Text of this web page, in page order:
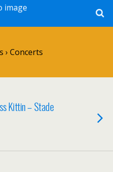
› Concerts
Kittin – Stade